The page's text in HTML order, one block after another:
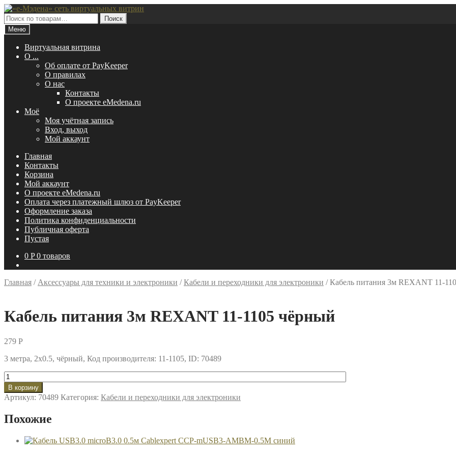
Перейти
к
навигации
Перейти
к
содержимому
Искать:
Поиск
Меню
Виртуальная витрина
O ...
Об оплате от PayKeeper
О правилах
О нас
Контакты
О проекте eMedena.ru
Моё
Моя учётная запись
Вход, выход
Мой аккаунт
Главная
Контакты
Корзина
Мой аккаунт
О проекте eMedena.ru
Оплата через платежный шлюз от PayKeeper
Оформление заказа
Политика конфиденциальности
Публичная оферта
Пустая
0 P 0 товаров
Главная / Аксессуары для техники и электроники /Кабели и переходники для электроники /Кабель питания 3м REXANT 11-
Кабель питания 3м REXANT 11-1105 чёрный
279 P
3 метра, 2х0.5, чёрный, Код производителя: 11-1105, ID: 70489
Количество
товара
Кабель
питания
REXANT
1105
В корзину
Артикул: 70489 Категория: Кабели и переходники для электроники
Похожие